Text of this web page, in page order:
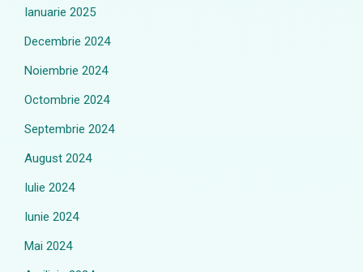
Ianuarie 2025
Decembrie 2024
Noiembrie 2024
Octombrie 2024
Septembrie 2024
August 2024
Iulie 2024
Iunie 2024
Mai 2024